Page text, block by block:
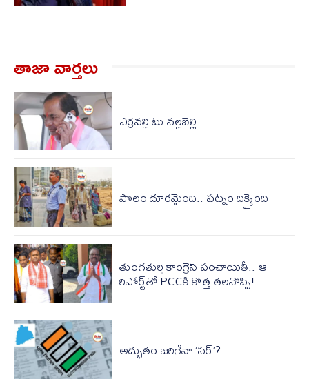
తాజా వార్త‌లు
ఎర్రవల్లి టు నల్లబెల్లి
పొలం దూరమైంది.. పట్నం దిక్కైంది
తుంగతుర్తి కాంగ్రెస్‌ పంచాయితీ.. ఆ
రిపోర్ట్‌తో PCCకి కొత్త తలనొప్పి!
అద్భుతం జరిగేనా ‘సర్’?